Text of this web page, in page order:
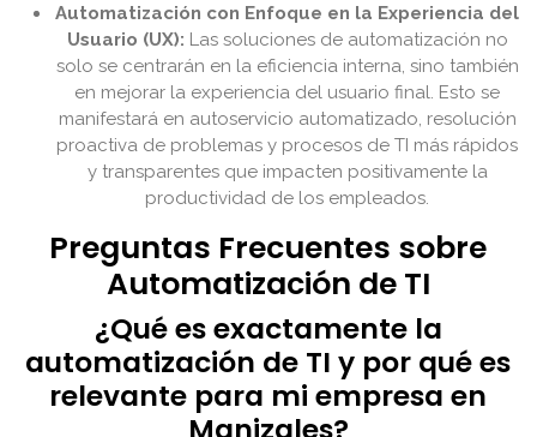
Automatización con Enfoque en la Experiencia del
Usuario (UX): Las soluciones de automatización no
solo se centrarán en la eficiencia interna, sino también
en mejorar la experiencia del usuario final. Esto se
manifestará en autoservicio automatizado, resolución
proactiva de problemas y procesos de TI más rápidos
y transparentes que impacten positivamente la
productividad de los empleados.
Preguntas Frecuentes sobre
Automatización de TI
¿Qué es exactamente la
automatización de TI y por qué es
relevante para mi empresa en